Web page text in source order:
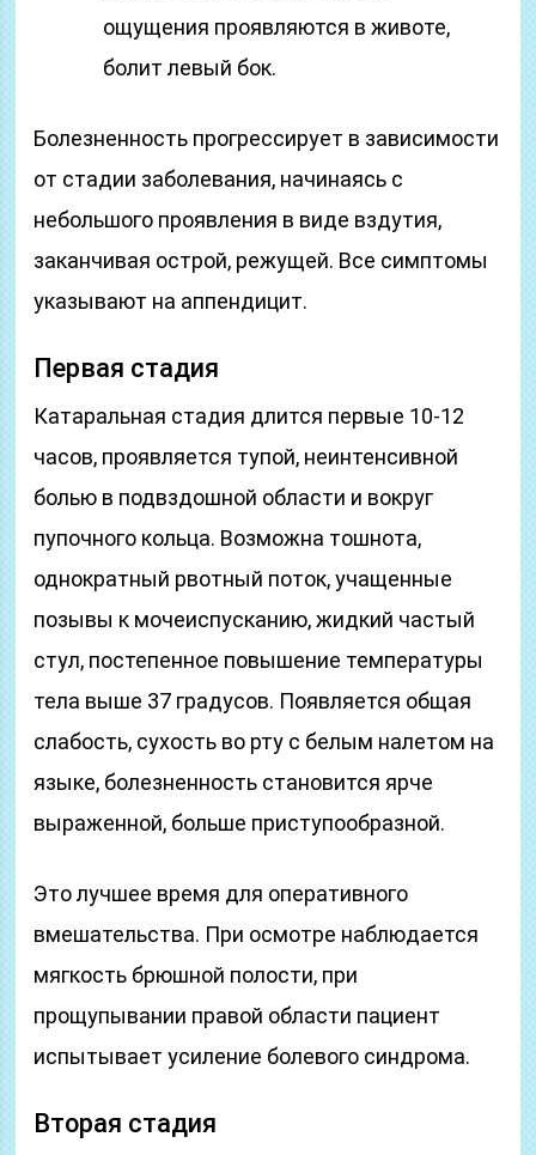
ощущения проявляются в животе,
болит левый бок.
Болезненность прогрессирует в зависимости
от стадии заболевания, начинаясь с
небольшого проявления в виде вздутия,
заканчивая острой, режущей. Все симптомы
указывают на аппендицит.
Первая стадия
Катаральная стадия длится первые 10-12
часов, проявляется тупой, неинтенсивной
болью в подвздошной области и вокруг
пупочного кольца. Возможна тошнота,
однократный рвотный поток, учащенные
позывы к мочеиспусканию, жидкий частый
стул, постепенное повышение температуры
тела выше 37 градусов. Появляется общая
слабость, сухость во рту с белым налетом на
языке, болезненность становится ярче
выраженной, больше приступообразной.
Это лучшее время для оперативного
вмешательства. При осмотре наблюдается
мягкость брюшной полости, при
прощупывании правой области пациент
испытывает усиление болевого синдрома.
Вторая стадия